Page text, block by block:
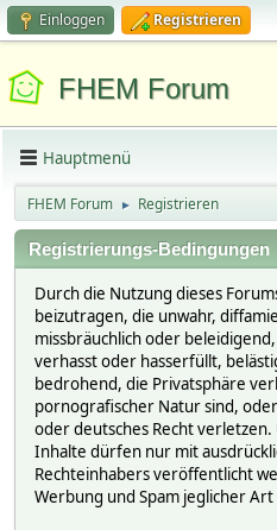
Einloggen Registrieren
FHEM Forum
Hauptmenü
FHEM Forum ► Registrieren
Registrierungs-Bedingungen
Durch die Nutzung dieses
beizutragen, die unwahr,
missbräuchlich oder
verhasst oder hasserfüllt,
bedrohend, die Privatsphäre
pornografischer Natur sind,
oder deutsches Recht
Inhalte dürfen nur mit
Rechteinhabers veröffentlicht
Werbung und Spam jeglicher